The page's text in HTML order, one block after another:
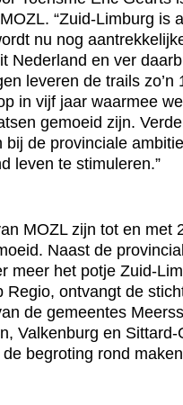
“Zuid-Limburg is
nu nog
Nederland en ver
leveren de trails zo’n
in vijf jaar waarmee
gemoeid zijn.
bij de provinciale
leven te stimuleren.”
MOZL zijn tot en met
Naast de
meer het potje Zuid-
Regio, ontvangt de
de gemeentes
Valkenburg en Sittard-
begroting rond